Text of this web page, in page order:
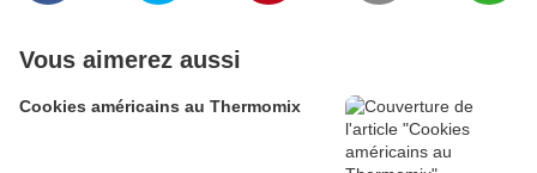
Vous aimerez aussi
Cookies américains au Thermomix